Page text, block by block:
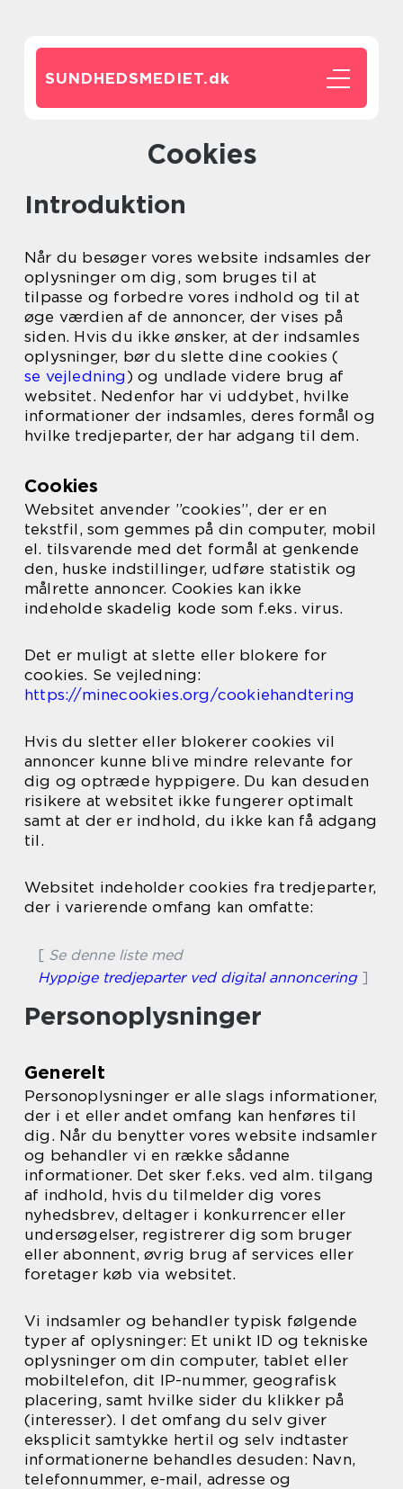
SUNDHEDSMEDIET.dk
Cookies
Introduktion
Når du besøger vores website indsamles der
oplysninger om dig, som bruges til at
tilpasse og forbedre vores indhold og til at
øge værdien af de annoncer, der vises på
siden. Hvis du ikke ønsker, at der indsamles
oplysninger, bør du slette dine cookies (
se vejledning ) og undlade videre brug af
websitet. Nedenfor har vi uddybet, hvilke
informationer der indsamles, deres formål og
hvilke tredjeparter, der har adgang til dem.
Cookies
Websitet anvender ”cookies”, der er en
tekstfil, som gemmes på din computer, mobil
el. tilsvarende med det formål at genkende
den, huske indstillinger, udføre statistik og
målrette annoncer. Cookies kan ikke
indeholde skadelig kode som f.eks. virus.
Det er muligt at slette eller blokere for
cookies. Se vejledning:
https://minecookies.org/cookiehandtering
Hvis du sletter eller blokerer cookies vil
annoncer kunne blive mindre relevante for
dig og optræde hyppigere. Du kan desuden
risikere at websitet ikke fungerer optimalt
samt at der er indhold, du ikke kan få adgang
til.
Websitet indeholder cookies fra tredjeparter,
der i varierende omfang kan omfatte:
[ Se denne liste med
Hyppige tredjeparter ved digital annoncering]
Personoplysninger
Generelt
Personoplysninger er alle slags informationer,
der i et eller andet omfang kan henføres til
dig. Når du benytter vores website indsamler
og behandler vi en række sådanne
informationer. Det sker f.eks. ved alm. tilgang
af indhold, hvis du tilmelder dig vores
nyhedsbrev, deltager i konkurrencer eller
undersøgelser, registrerer dig som bruger
eller abonnent, øvrig brug af services eller
foretager køb via websitet.
Vi indsamler og behandler typisk følgende
typer af oplysninger: Et unikt ID og tekniske
oplysninger om din computer, tablet eller
mobiltelefon, dit IP-nummer, geografisk
placering, samt hvilke sider du klikker på
(interesser). I det omfang du selv giver
eksplicit samtykke hertil og selv indtaster
informationerne behandles desuden: Navn,
telefonnummer, e-mail, adresse og